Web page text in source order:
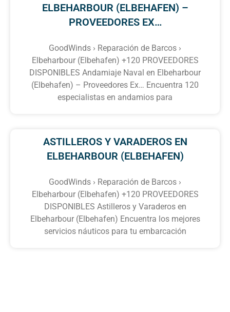
ELBEHARBOUR (ELBEHAFEN) –
PROVEEDORES EX…
GoodWinds › Reparación de Barcos ›
Elbeharbour (Elbehafen) +120 PROVEEDORES
DISPONIBLES Andamiaje Naval en Elbeharbour
(Elbehafen) – Proveedores Ex… Encuentra 120
especialistas en andamios para
ASTILLEROS Y VARADEROS EN
ELBEHARBOUR (ELBEHAFEN)
GoodWinds › Reparación de Barcos ›
Elbeharbour (Elbehafen) +120 PROVEEDORES
DISPONIBLES Astilleros y Varaderos en
Elbeharbour (Elbehafen) Encuentra los mejores
servicios náuticos para tu embarcación